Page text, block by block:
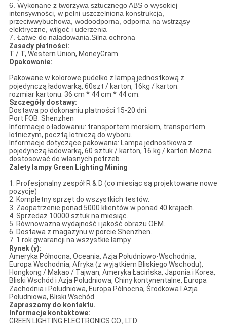
6. Wykonane z tworzywa sztucznego ABS o wysokiej
intensywności, w pełni uszczelniona konstrukcja,
przeciwwybuchowa, wodoodporna, odporna na wstrząsy
elektryczne, wilgoć i uderzenia
7. Łatwe do naładowania.Silna ochrona
Zasady płatności:
T / T, Western Union, MoneyGram
Opakowanie:
Pakowane w kolorowe pudełko z lampą jednostkową z
pojedynczą ładowarką, 60szt / karton, 16kg / karton.
rozmiar kartonu: 36 cm * 44 cm * 44 cm.
Szczegóły dostawy:
Dostawa po dokonaniu płatności 15-20 dni.
Port FOB: Shenzhen
Informacje o ładowaniu: transportem morskim, transportem
lotniczym, pocztą lotniczą do wyboru.
Informacje dotyczące pakowania: Lampa jednostkowa z
pojedynczą ładowarką, 60 sztuk / karton, 16 kg / karton Można
dostosować do własnych potrzeb.
Zalety lampy Green Lighting Mining
1. Profesjonalny zespół R & D (co miesiąc są projektowane nowe
pozycje)
2. Kompletny sprzęt do wszystkich testów.
3. Zaopatrzenie ponad 5000 klientów w ponad 40 krajach.
4. Sprzedaż 10000 sztuk na miesiąc.
5. Równoważna wydajność i jakość obrazu OEM.
6. Dostawa z magazynu w porcie Shenzhen.
7. 1 rok gwarancji na wszystkie lampy.
Rynek (y):
Ameryka Północna, Oceania, Azja Południowo-Wschodnia,
Europa Wschodnia, Afryka (z wyjątkiem Bliskiego Wschodu),
Hongkong / Makao / Tajwan, Ameryka Łacińska, Japonia i Korea,
Bliski Wschód i Azja Południowa, Chiny kontynentalne, Europa
Zachodnia i Południowa, Europa Północna, Środkowa I Azja
Południowa, Bliski Wschód.
Zapraszamy do kontaktu.
Informacje kontaktowe:
GREEN LIGHTING ELECTRONICS CO., LTD